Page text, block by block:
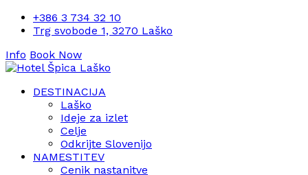
+386 3 734 32 10
Trg svobode 1, 3270 Laško
Info Book Now
DESTINACIJA
Laško
Ideje za izlet
Celje
Odkrijte Slovenijo
NAMESTITEV
Cenik nastanitve